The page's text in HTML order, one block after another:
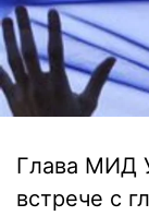
Глава МИД
встрече с